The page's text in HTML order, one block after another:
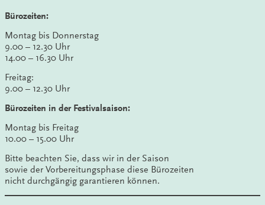
Bürozeiten:
Montag bis Donnerstag
9.00 – 12.30 Uhr
14.00 – 16.30 Uhr
Freitag:
9.00 – 12.30 Uhr
Bürozeiten in der Festivalsaison:
Montag bis Freitag
10.00 – 15.00 Uhr
Bitte beachten Sie, dass wir in der Saison
sowie der Vorbereitungsphase diese Bürozeiten
nicht durchgängig garantieren können.